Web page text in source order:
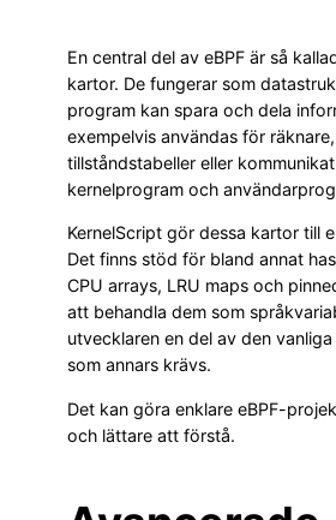
En central del av eBPF är så
kartor. De fungerar som
program kan spara och dela
exempelvis användas för
tillståndstabeller eller
kernelprogram och
KernelScript gör dessa kartor till
Det finns stöd för bland annat
CPU arrays, LRU maps och
att behandla dem som
utvecklaren en del av den
som annars krävs.
Det kan göra enklare eBPF-
och lättare att förstå.